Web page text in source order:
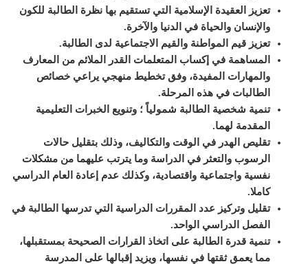
تعزيز العقيدة الإسلامية التي تستقيم بها نظرة الطالبة للكون
والإنسان والحياة في الدنيا والآخرة.
تعزيز قيم المواطنة والقيم الاجتماعية لدى الطالبة.
المساهمة في إكساب المتعلمات القدر الملائم من المعارف
والمهارات المفيدة، وفق تخطيط منهجي يراعي خصائص
الطالبات في هذه المرحلة.
تنمية شخصية الطالبة شمولياً ؛ وتنويع الخبرات التعليمية
المقدمة لهما.
تقليص الهدر في الوقت والتكاليف، وذلك بتقليل حالات
الرسوب والتعثر في الدراسة وما يترتب عليهما من مشكلات
نفسية واجتماعية واقتصادية، وكذلك عدم إعادة العام الدراسي
كاملا.
تقليل وتركيز عدد المقررات الدراسية التي تدرسها الطالبة في
الفصل الدراسي الواحد.
تنمية قدرة الطالبة على اتخاذ القرارات الصحيحة بمستقبلها،
مما يعمق ثقتها في نفسها، ويزيد إقبالها على المدرسة